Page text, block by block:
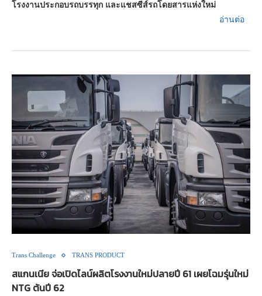
โรงงานประกอบรถบรรทุก และแชสซีส์รถโดยสารแห่งใหม่
อ่านต่อ
Trans Challenge TRANS PRODUCT
สแกนเนีย จ่อเปิดไลน์ผลิตโรงงานใหม่ปลายปี 61 เผยโฉมรุ่นใหม่
NTG ต้นปี 62